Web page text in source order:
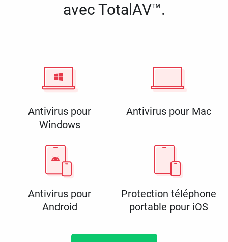
avec TotalAV™.
Antivirus pour
Windows
Antivirus pour Mac
Antivirus pour
Android
Protection téléphone
portable pour iOS